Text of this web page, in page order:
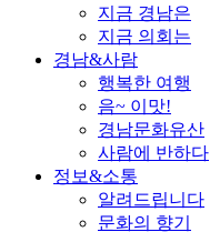
지금 경남은
지금 의회는
경남&사람
행복한 여행
음~ 이맛!
경남문화유산
사람에 반하다
정보&소통
알려드립니다
문화의 향기